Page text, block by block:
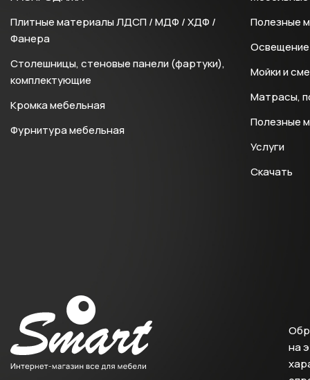
Плитные материалы ЛДСП / МДФ / ХДФ /
Фанера
Столешницы, стеновые панели (фартуки),
комплектующие
Кромка мебельная
Фурнитура мебельная
Полезные
Освещение
Мойки и
Матрасы,
Полезные
Услуги
Скачать
на